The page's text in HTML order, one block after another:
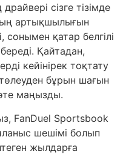
сізге тізімде
артықшылығын
сонымен қатар белгілі
Қайтадан,
кейінірек тоқтату
бұрын шағын
маңызды.
FanDuel Sportsbook
шешімі болып
жылдарға